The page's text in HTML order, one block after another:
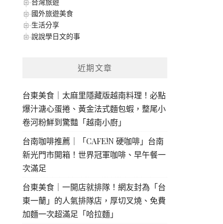
台灣旅遊
國外旅遊美食
生活分享
說說學日文的事
近期文章
台東美食｜太麻里隱藏版越南料理！必點
爆汁溏心蛋捲、黃金法式麵包蝦，整尾小
卷河粉鮮到驚豔「越南小廚」
台南咖啡推薦｜「CAFE!N 硬咖啡」台南
新光門市開箱！世界冠軍咖啡、早午餐一
次滿足
台東美食｜一開店就排隊！網友封為「台
東一蘭」的人氣排隊店，厚切叉燒、免費
加麵一次超滿足「哈拉麵」